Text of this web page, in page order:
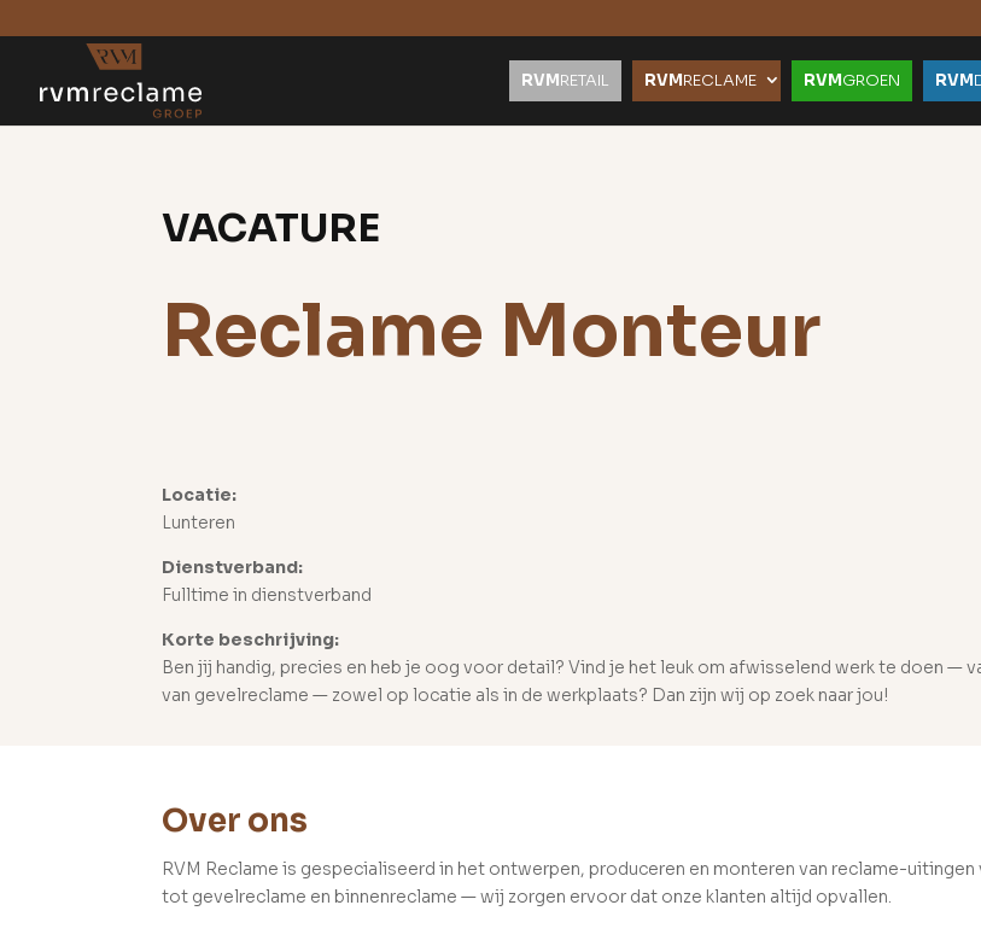
RVMRETAIL RVMRECLAME RVMGROEN RVM
VACATURE
Reclame Monteur
Locatie:
Lunteren
Dienstverband:
Fulltime in dienstverband
Korte beschrijving:
Ben jij handig, precies en heb je oog voor detail? Vind je het leuk om afwisselend werk te doen —
van gevelreclame — zowel op locatie als in de werkplaats? Dan zijn wij op zoek naar jou!
Over ons
RVM Reclame is gespecialiseerd in het ontwerpen, produceren en monteren van reclame-
tot gevelreclame en binnenreclame — wij zorgen ervoor dat onze klanten altijd opvallen.